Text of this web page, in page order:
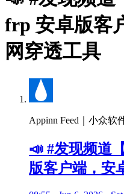
frp 安卓版客
网穿透工具
Appinn Feed｜小众软
📣 #发现频道
版客户端，安